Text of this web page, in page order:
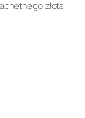
złota